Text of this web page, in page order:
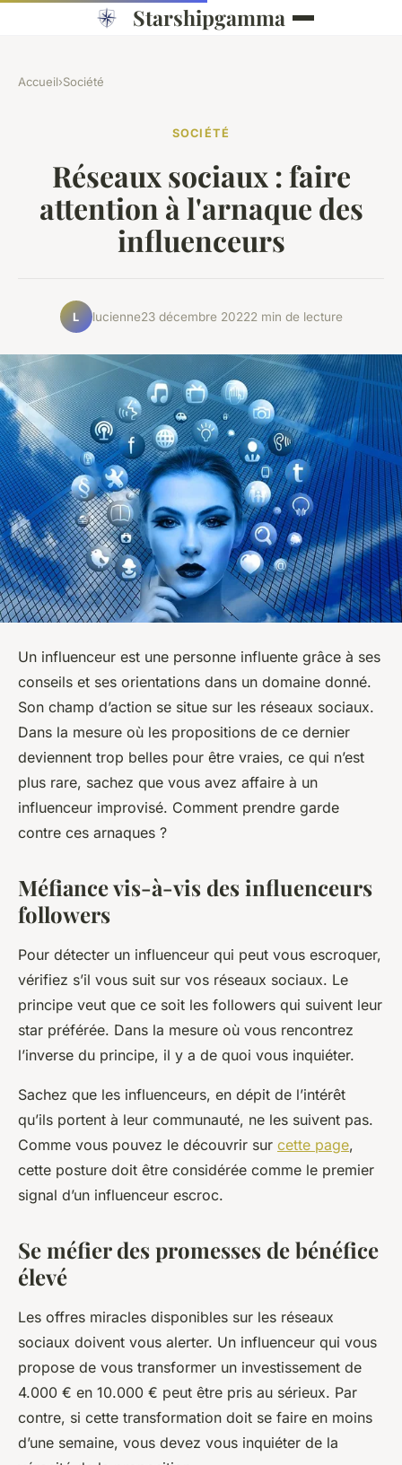
Starshipgamma
Accueil›Société
SOCIÉTÉ
Réseaux sociaux : faire
attention à l'arnaque des
influenceurs
L lucienne23 décembre 20222 min de lecture
Un influenceur est une personne influente grâce à ses
conseils et ses orientations dans un domaine donné.
Son champ d’action se situe sur les réseaux sociaux.
Dans la mesure où les propositions de ce dernier
deviennent trop belles pour être vraies, ce qui n’est
plus rare, sachez que vous avez affaire à un
influenceur improvisé. Comment prendre garde
contre ces arnaques ?
Méfiance vis-à-vis des influenceurs
followers
Pour détecter un influenceur qui peut vous escroquer,
vérifiez s’il vous suit sur vos réseaux sociaux. Le
principe veut que ce soit les followers qui suivent leur
star préférée. Dans la mesure où vous rencontrez
l’inverse du principe, il y a de quoi vous inquiéter.
Sachez que les influenceurs, en dépit de l’intérêt
qu’ils portent à leur communauté, ne les suivent pas.
Comme vous pouvez le découvrir sur cette page,
cette posture doit être considérée comme le premier
signal d’un influenceur escroc.
Se méfier des promesses de bénéfice
élevé
Les offres miracles disponibles sur les réseaux
sociaux doivent vous alerter. Un influenceur qui vous
propose de vous transformer un investissement de
4.000 € en 10.000 € peut être pris au sérieux. Par
contre, si cette transformation doit se faire en moins
d’une semaine, vous devez vous inquiéter de la